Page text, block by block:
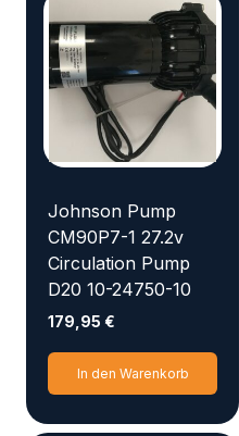
Johnson Pump
CM90P7-1 27.2v
Circulation Pump
D20 10-24750-10
179,95 €
In den Warenkorb